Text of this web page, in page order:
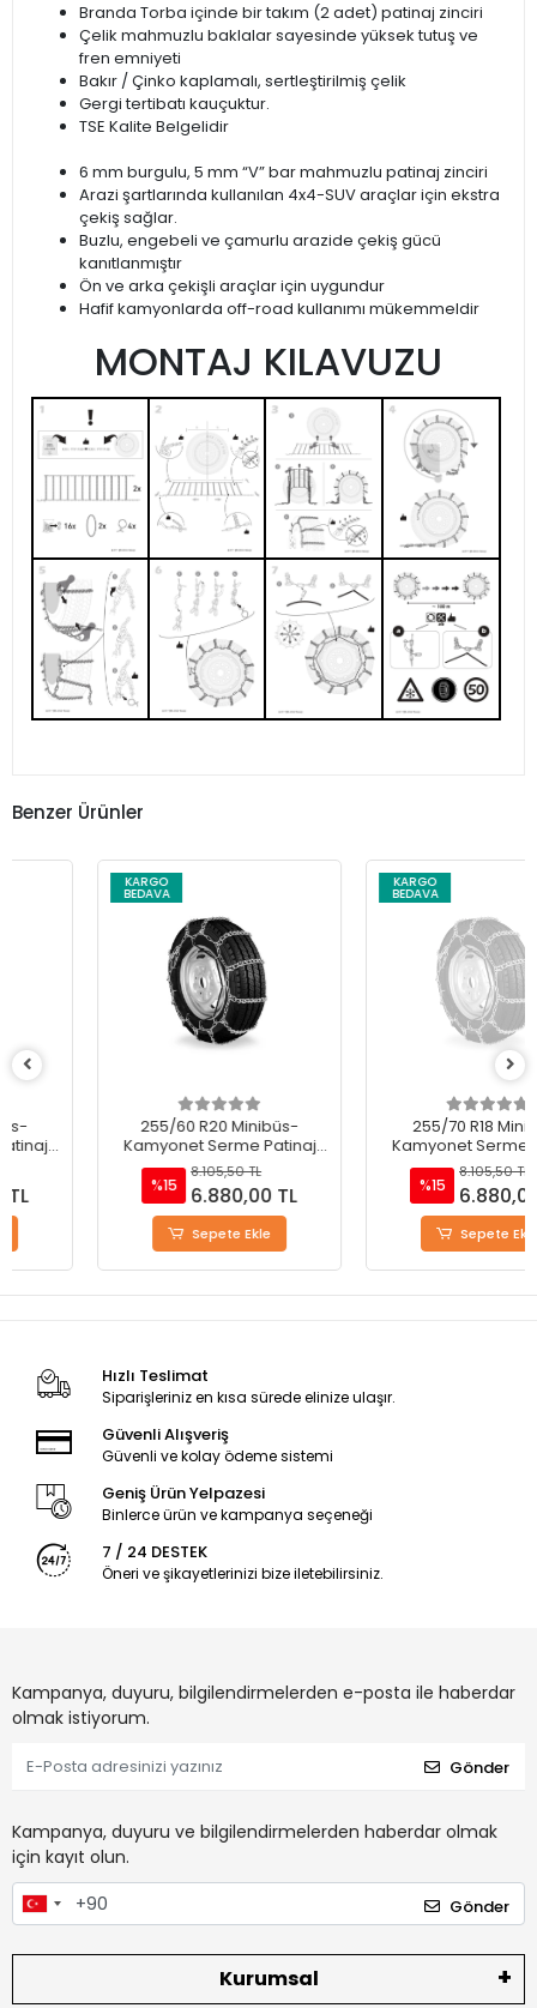
Branda Torba içinde bir takım (2 adet) patinaj zinciri
Çelik mahmuzlu baklalar sayesinde yüksek tutuş ve
fren emniyeti
Bakır / Çinko kaplamalı, sertleştirilmiş çelik
Gergi tertibatı kauçuktur.
TSE Kalite Belgelidir
6 mm burgulu, 5 mm “V” bar mahmuzlu patinaj zinciri
Arazi şartlarında kullanılan 4x4-SUV araçlar için ekstra
çekiş sağlar.
Buzlu, engebeli ve çamurlu arazide çekiş gücü
kanıtlanmıştır
Ön ve arka çekişli araçlar için uygundur
Hafif kamyonlarda off-road kullanımı mükemmeldir
MONTAJ KILAVUZU
Benzer Ürünler
255/60 R20 Minibüs-
Kamyonet Serme Patinaj
Zinciri - M220
8.105,50 TL
6.880,00 TL
Sepete Ekle
255/70 R18 Minibüs-
Kamyonet Serme Patinaj
Zinciri - M220
8.105,50 TL
6.880,00 TL
Sepete Ekle
Hızlı Teslimat
Siparişleriniz en kısa sürede elinize ulaşır.
Güvenli Alışveriş
Güvenli ve kolay ödeme sistemi
Geniş Ürün Yelpazesi
Binlerce ürün ve kampanya seçeneği
7 / 24 DESTEK
Öneri ve şikayetlerinizi bize iletebilirsiniz.
Kampanya, duyuru, bilgilendirmelerden e-posta ile haberdar
olmak istiyorum.
Gönder
Kampanya, duyuru ve bilgilendirmelerden haberdar olmak
için kayıt olun.
Gönder
Kurumsal